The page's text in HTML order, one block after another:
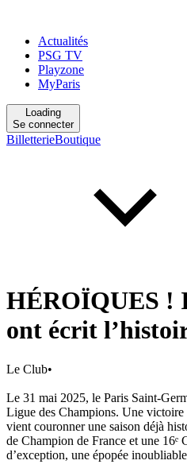
Actualités
PSG TV
Playzone
MyParis
Loading
Se connecter
BilletterieBoutique
HÉROÏQUES !
ont écrit
Le Club•
Le 31 mai 2025, le Paris Saint-
Ligue des Champions. Une
vient couronner une saison déjà
de Champion de France et une 16ᵉ
d’exception, une épopée